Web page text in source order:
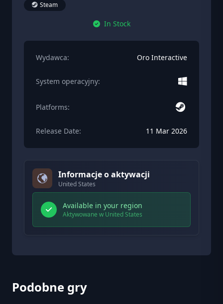
Steam
In Stock
Wydawca: Oro Interactive
System operacyjny:
Platforms:
Release Date: 11 Mar 2026
Informacje o aktywacji
United States
Available in your region
Aktywowane w United States
Podobne gry